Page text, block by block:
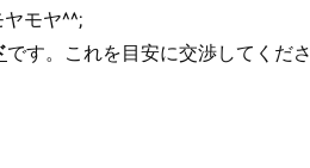
モヤ^^;
です。これを目安に交渉してくださ